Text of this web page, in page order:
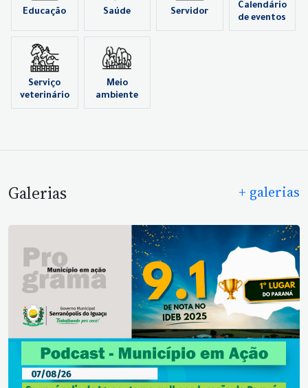
Educação Saúde Servidor
Calendário
de eventos
Serviço
veterinário
Meio
ambiente
Galerias + galerias